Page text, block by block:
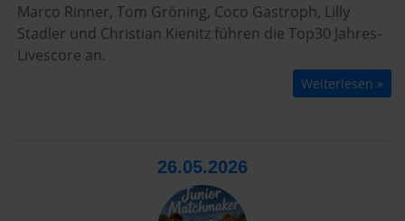
Marco Rinner, Tom Gröning, Coco Gastroph, Lilly
Stadler und Christian Kienitz führen die Top30 Jahres-
Livescore an.
Weiterlesen »
26.05.2026